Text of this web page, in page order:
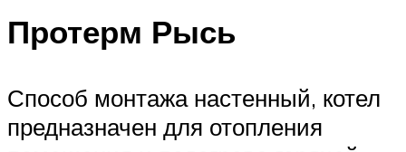
Протерм Рысь
Способ монтажа настенный, котел
предназначен для отопления